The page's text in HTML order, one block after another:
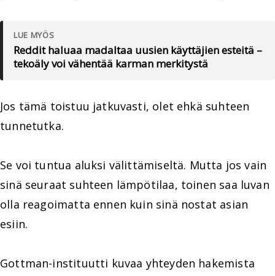
LUE MYÖS
Reddit haluaa madaltaa uusien käyttäjien esteitä –
tekoäly voi vähentää karman merkitystä
Jos tämä toistuu jatkuvasti, olet ehkä suhteen
tunnetutka.
Se voi tuntua aluksi välittämiseltä. Mutta jos vain
sinä seuraat suhteen lämpötilaa, toinen saa luvan
olla reagoimatta ennen kuin sinä nostat asian
esiin.
Gottman-instituutti kuvaa yhteyden hakemista